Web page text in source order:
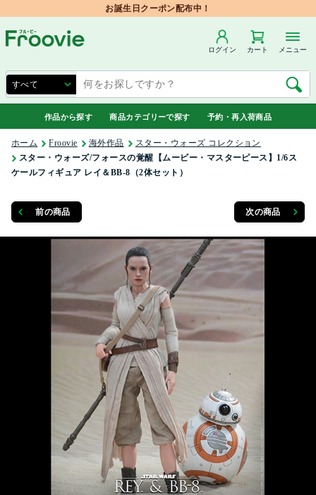
お誕生日クーポン配布中！
ログイン カート メニュー
作品から探す 商品カテゴリーで探す 予約・再入荷商品
ホーム Froovie 海外作品
スター・ウォーズ コレクション
スター・ウォーズ/フォースの覚醒【ムービー・マスターピース】1/6ス
ケールフィギュア レイ＆BB-8（2体セット）
前の商品 次の商品